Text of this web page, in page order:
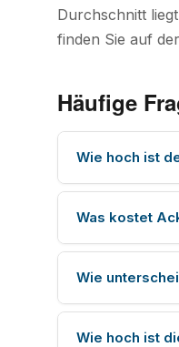
Durchschnitt
finden Sie auf
Häufige
Wie hoch ist
Was kostet
Wie
Wie hoch ist